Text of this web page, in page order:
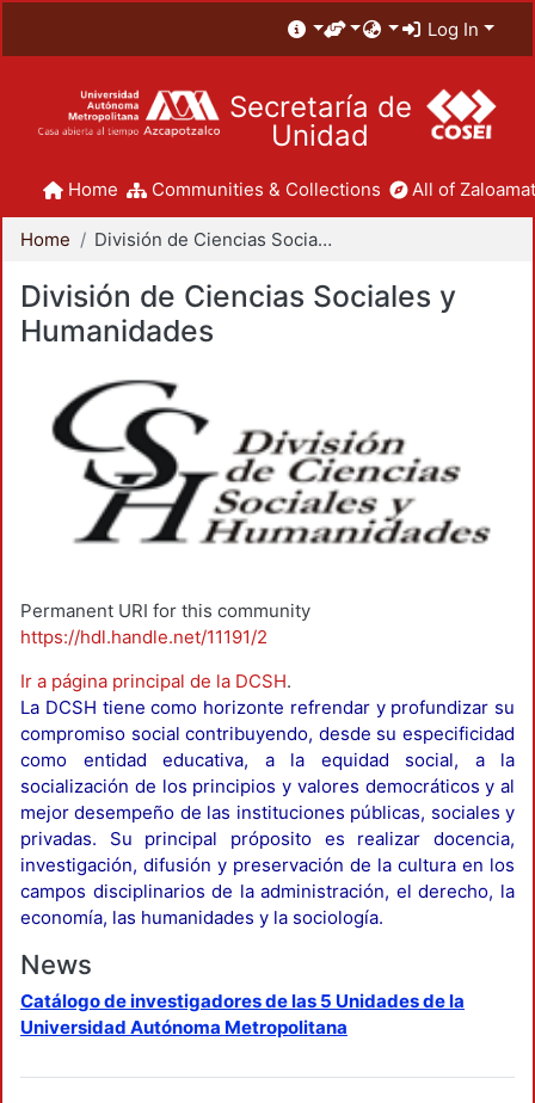
Log In
Secretaría de
Unidad
Home Communities & Collections All of
Home División de Ciencias Sociales y Humanidades
División de Ciencias Sociales y
Humanidades
Permanent URI for this community
https://hdl.handle.net/11191/2
Ir a página principal de la DCSH.
La DCSH tiene como horizonte refrendar y profundizar su
compromiso social contribuyendo, desde su especificidad
como entidad educativa, a la equidad social, a la
socialización de los principios y valores democráticos y al
mejor desempeño de las instituciones públicas, sociales y
privadas. Su principal próposito es realizar docencia,
investigación, difusión y preservación de la cultura en los
campos disciplinarios de la administración, el derecho, la
economía, las humanidades y la sociología.
News
Catálogo de investigadores de las 5 Unidades de la
Universidad Autónoma Metropolitana